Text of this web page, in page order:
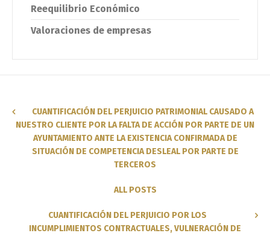
Reequilibrio Económico
Valoraciones de empresas
CUANTIFICACIÓN DEL PERJUICIO PATRIMONIAL CAUSADO A
NUESTRO CLIENTE POR LA FALTA DE ACCIÓN POR PARTE DE UN
AYUNTAMIENTO ANTE LA EXISTENCIA CONFIRMADA DE
SITUACIÓN DE COMPETENCIA DESLEAL POR PARTE DE
TERCEROS
ALL POSTS
CUANTIFICACIÓN DEL PERJUICIO POR LOS
INCUMPLIMIENTOS CONTRACTUALES, VULNERACIÓN DE
Switch The Language
English